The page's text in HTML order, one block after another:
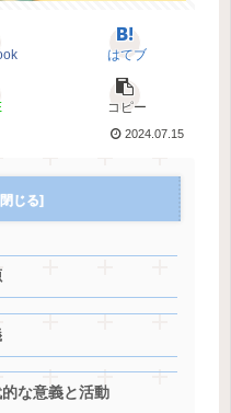
はてブ
コピー
2024.07.15
な意義と活動